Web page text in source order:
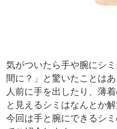
気がついたら手や腕にシ
間に？」と驚いたことは
人前に手を出したり、薄
と見えるシミはなんとか
今回は手と腕にできるシ